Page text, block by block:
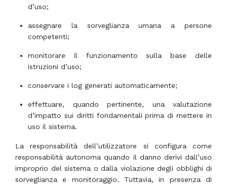
d’uso;
assegnare la sorveglianza umana a persone
competenti;
monitorare il funzionamento sulla base delle
istruzioni d’uso;
conservare i log generati automaticamente;
effettuare, quando pertinente, una valutazione
d’impatto sui diritti fondamentali prima di mettere in
uso il sistema.
La responsabilità dell’utilizzatore si configura come
responsabilità autonoma quando il danno derivi dall’uso
improprio del sistema o dalla violazione degli obblighi di
sorveglianza e monitoraggio. Tuttavia, in presenza di